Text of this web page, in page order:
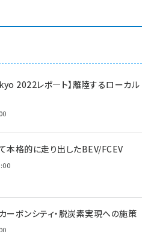
2022レポ—ト】離陸するローカル
本格的に走り出したBEV/FCEV
ーボンシティ・脱炭素実現への施策